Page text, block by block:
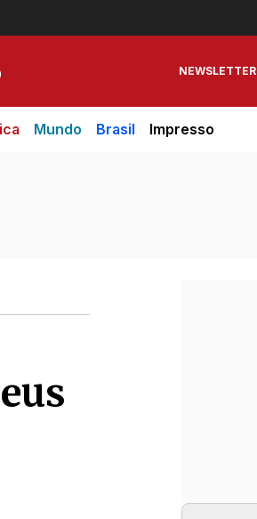
NEWSLETTER
Mundo Brasil Impresso